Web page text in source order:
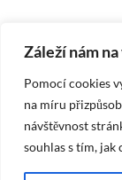
Záleží nám
Pomocí cookies
na míru
návštěvnost
souhlas s tím, jak